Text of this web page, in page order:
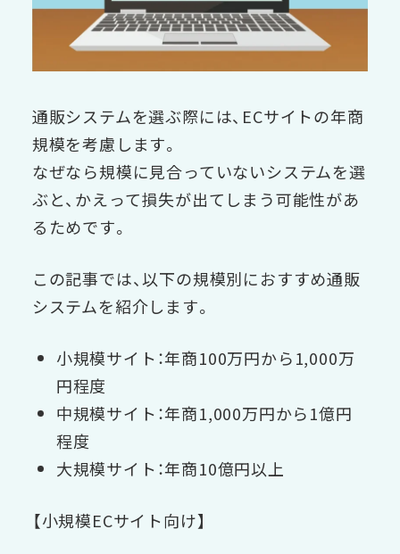
通販システムを選ぶ際には、ECサイトの年商
規模を考慮します。
なぜなら規模に見合っていないシステムを選
ぶと、かえって損失が出てしまう可能性があ
るためです。
この記事では、以下の規模別におすすめ通販
システムを紹介します。
小規模サイト：年商100万円から1,000万
円程度
中規模サイト：年商1,000万円から1億円
程度
大規模サイト：年商10億円以上
【小規模ECサイト向け】